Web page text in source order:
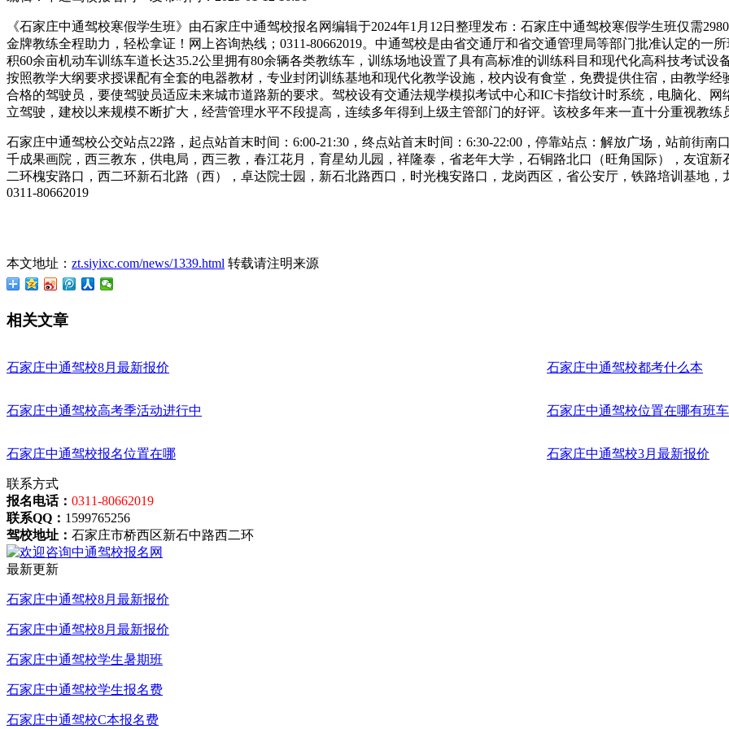
《石家庄中通驾校寒假学生班》由石家庄中通驾校报名网编辑于2024年1月12日整理发布：石家庄中通驾校寒假学生班仅需
金牌教练全程助力，轻松拿证！网上咨询热线；0311-80662019。中通驾校是由省交通厅和省交通管理局等部门批准认定的一
积60余亩机动车训练车道长达35.2公里拥有80余辆各类教练车，训练场地设置了具有高标准的训练科目和现代化高科技考试
按照教学大纲要求授课配有全套的电器教材，专业封闭训练基地和现代化教学设施，校内设有食堂，免费提供住宿，由教学
合格的驾驶员，要使驾驶员适应未来城市道路新的要求。驾校设有交通法规学模拟考试中心和IC卡指纹计时系统，电脑化、
立驾驶，建校以来规模不断扩大，经营管理水平不段提高，连续多年得到上级主管部门的好评。该校多年来一直十分重视教
石家庄中通驾校公交站点22路，起点站首末时间：6:00-21:30，终点站首末时间：6:30-22:00，停靠站点：解放广场，站前街
千成果画院，西三教东，供电局，西三教，春江花月，育星幼儿园，祥隆泰，省老年大学，石铜路北口（旺角国际），友谊
二环槐安路口，西二环新石北路（西），卓达院士园，新石北路西口，时光槐安路口，龙岗西区，省公安厅，铁路培训基地
0311-80662019
本文地址： zt.siyixc.com/news/1339.html 转载请注明来源
相关文章
石家庄中通驾校8月最新报价 石家庄中通驾校都考什么本
石家庄中通驾校高考季活动进行中 石家庄中通驾校位置在哪有班
石家庄中通驾校报名位置在哪 石家庄中通驾校3月最新报价
联系方式
报名电话： 0311-80662019
联系QQ： 1599765256
驾校地址： 石家庄市桥西区新石中路西二环
最新更新
石家庄中通驾校8月最新报价
石家庄中通驾校8月最新报价
石家庄中通驾校学生暑期班
石家庄中通驾校学生报名费
石家庄中通驾校C本报名费